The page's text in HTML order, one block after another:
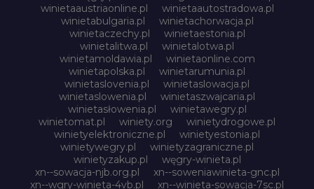
winietaaustriaonline.pl
winietaautostradowa.pl
winietabulgaria.pl
winietachorwacja.pl
winietaczechy.pl
winietaestonia.pl
winietalitwa.pl
winietalotwa.pl
winietamoldawia.pl
winietaonline.com
winietapolska.pl
winietarumunia.pl
winietaslovenia.pl
winietaslowacja.pl
winietaslowenia.pl
winietaszwajcaria.pl
winietasłowenia.pl
winietawegry.pl
winietomat.pl
winiety.org
winietydrogowe.pl
winietyelektroniczne.pl
winietyestonia.pl
winietywegry.pl
winietyzagraniczne.pl
winietyzakup.pl
węgry-winieta.pl
xn--sowacja-njb.org.pl
xn--soweniawinieta-gnc.pl
xn--wgry-winieta-4vb.pl
xn--winieta-sowacja-7sc.pl